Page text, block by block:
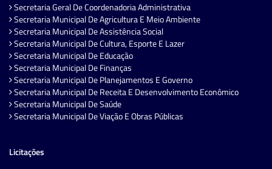
Secretaria Geral De Coordenadoria Administrativa
Secretaria Municipal De Agricultura E Meio Ambiente
Secretaria Municipal De Assistência Social
Secretaria Municipal De Cultura, Esporte E Lazer
Secretaria Municipal De Educação
Secretaria Municipal De Finanças
Secretaria Municipal De Planejamentos E Governo
Secretaria Municipal De Receita E Desenvolvimento Econômico
Secretaria Municipal De Saúde
Secretaria Municipal De Viação E Obras Públicas
Licitações